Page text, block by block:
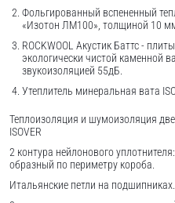
Фольгированный вспененный
«Изотон ЛМ100», толщиной 10
ROCKWOOL Акустик Баттс -
экологически чистой каменной
звукоизоляцией 55дБ.
Утеплитель минеральная вата
Теплоизоляция и шумоизоляция
ISOVER
2 контура нейлонового
образный по периметру короба.
Итальянские петли на подшипниках.